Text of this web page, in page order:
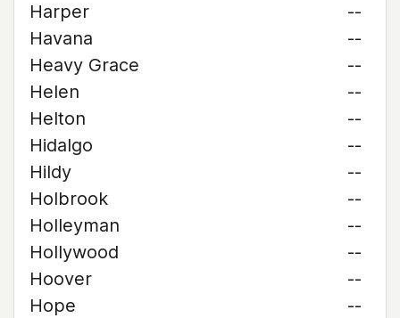
Harper
--
Havana
--
Heavy Grace
--
Helen
--
Helton
--
Hidalgo
--
Hildy
--
Holbrook
--
Holleyman
--
Hollywood
--
Hoover
--
Hope
--